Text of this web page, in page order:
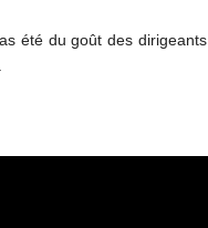
été du goût des dirigeants